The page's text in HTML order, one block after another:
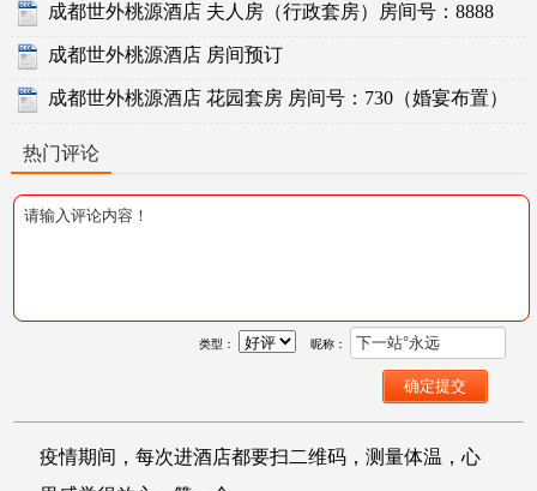
成都世外桃源酒店 夫人房（行政套房）房间号：8888
成都世外桃源酒店 房间预订
成都世外桃源酒店 花园套房 房间号：730（婚宴布置）
热门评论
类型： 昵称：
疫情期间，每次进酒店都要扫二维码，测量体温，心